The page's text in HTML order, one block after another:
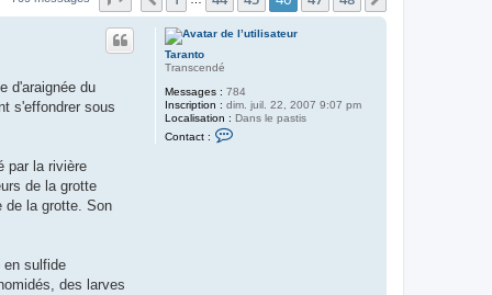
Taranto
Transcendé
Messages : 784
Inscription : dim. juil. 22, 2007 9:07 pm
Localisation : Dans le pastis
Contact :
d'araignée du
s'effondrer sous
par la rivière
de la grotte
de la grotte. Son
en sulfide
des larves